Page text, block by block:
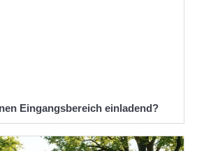
Eingangsbereich einladend?